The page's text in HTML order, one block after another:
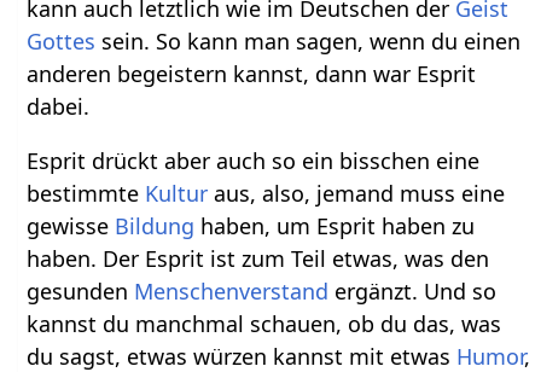
kann auch letztlich wie im Deutschen der Geist
Gottes sein. So kann man sagen, wenn du einen
anderen begeistern kannst, dann war Esprit
dabei.
Esprit drückt aber auch so ein bisschen eine
bestimmte Kultur aus, also, jemand muss eine
gewisse Bildung haben, um Esprit haben zu
haben. Der Esprit ist zum Teil etwas, was den
gesunden Menschenverstand ergänzt. Und so
kannst du manchmal schauen, ob du das, was
du sagst, etwas würzen kannst mit etwas Humor,